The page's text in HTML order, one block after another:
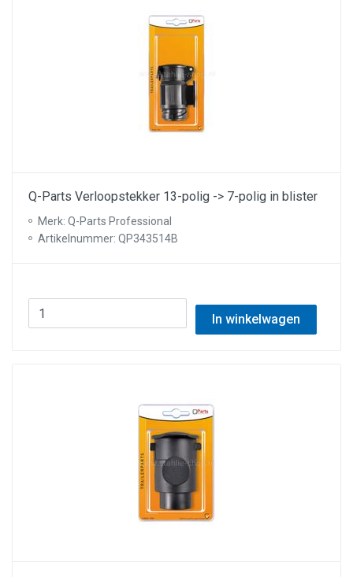
Q-Parts Verloopstekker 13-polig -> 7-polig in blister
Merk: Q-Parts Professional
Artikelnummer: QP343514B
In winkelwagen